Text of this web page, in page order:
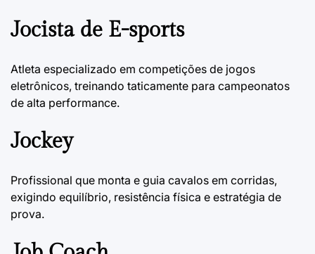
Jocista de E-sports
Atleta especializado em competições de jogos
eletrônicos, treinando taticamente para campeonatos
de alta performance.
Jockey
Profissional que monta e guia cavalos em corridas,
exigindo equilíbrio, resistência física e estratégia de
prova.